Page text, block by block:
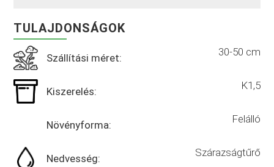
TULAJDONSÁGOK
Szállítási méret: 30-50 cm
Kiszerelés: K1,5
Növényforma: Felálló
Nedvesség: Szárazságtűrő